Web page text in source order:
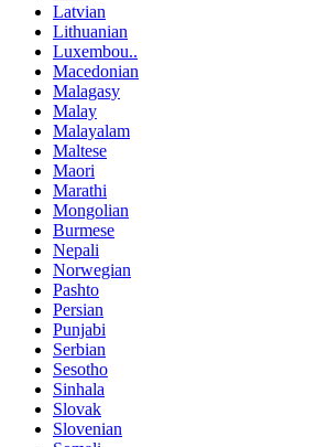
Latvian
Lithuanian
Luxembou..
Macedonian
Malagasy
Malay
Malayalam
Maltese
Maori
Marathi
Mongolian
Burmese
Nepali
Norwegian
Pashto
Persian
Punjabi
Serbian
Sesotho
Sinhala
Slovak
Slovenian